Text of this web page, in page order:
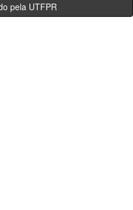
pela UTFPR